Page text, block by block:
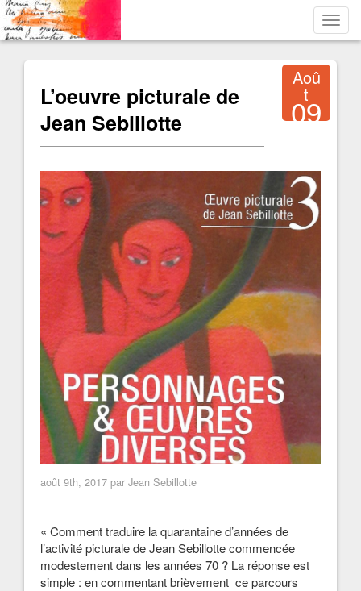
L’oeuvre picturale de
Jean Sebillotte
Aoû
t
09
août 9th, 2017 par Jean Sebillotte
« Comment traduire la quarantaine d’années de
l’activité picturale de Jean Sebillotte commencée
modestement dans les années 70 ? La réponse est
simple : en commentant brièvement ce parcours